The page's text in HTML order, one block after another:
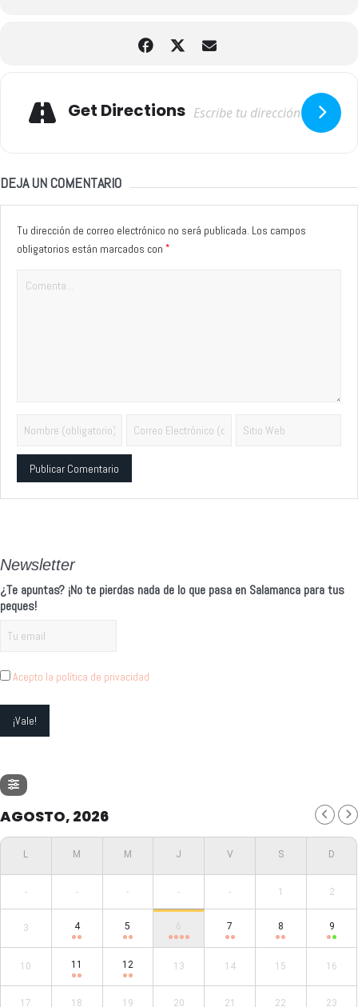
Get Directions
DEJA UN COMENTARIO
Tu dirección de correo electrónico no será publicada. Los campos
obligatorios están marcados con *
Newsletter
¿Te apuntas? ¡No te pierdas nada de lo que pasa en Salamanca para tus
peques!
Acepto la política de privacidad
AGOSTO, 2026
- - - - - 1 2
3 4 5 6 7 8 9
10 11 12 13 14 15 16
17 18 19 20 21 22 23